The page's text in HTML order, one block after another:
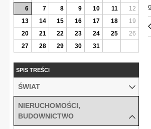
6
7 8 9 10 11
12
13
14 15 16 17 18
19
20
21 22 23 24 25
26
27
28 29 30 31
SPIS TREŚCI
ŚWIAT
NIERUCHOMOŚCI,
BUDOWNICTWO